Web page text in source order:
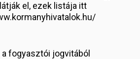
el, ezek listája itt
fogyasztói jogvitából